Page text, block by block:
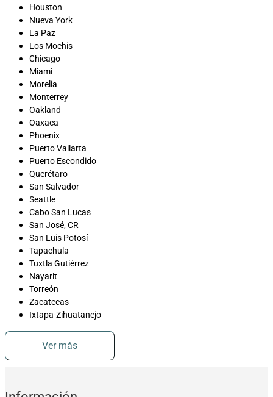
Houston
Nueva York
La Paz
Los Mochis
Chicago
Miami
Morelia
Monterrey
Oakland
Oaxaca
Phoenix
Puerto Vallarta
Puerto Escondido
Querétaro
San Salvador
Seattle
Cabo San Lucas
San José, CR
San Luis Potosí
Tapachula
Tuxtla Gutiérrez
Nayarit
Torreón
Zacatecas
Ixtapa-Zihuatanejo
Ver más